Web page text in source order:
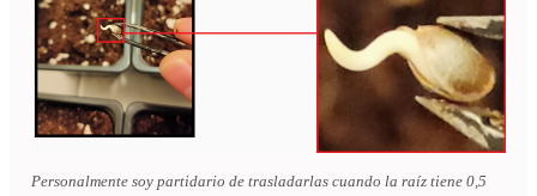
Personalmente soy partidario de trasladarlas cuando la raíz tiene 0,5